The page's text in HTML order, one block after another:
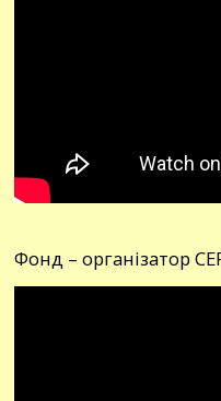
Фонд – організатор